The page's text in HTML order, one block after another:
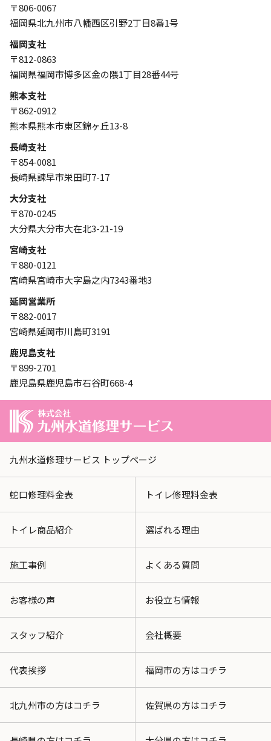
〒806-0067
福岡県北九州市八幡西区引野2丁目8番1号
福岡支社
〒812-0863
福岡県福岡市博多区金の隈1丁目28番44号
熊本支社
〒862-0912
熊本県熊本市東区錦ヶ丘13-8
長崎支社
〒854-0081
長崎県諫早市栄田町7-17
大分支社
〒870-0245
大分県大分市大在北3-21-19
宮崎支社
〒880-0121
宮崎県宮崎市大字島之内7343番地3
延岡営業所
〒882-0017
宮崎県延岡市川島町3191
鹿児島支社
〒899-2701
鹿児島県鹿児島市石谷町668-4
九州水道修理サービス トップページ
蛇口修理料金表 トイレ修理料金表
トイレ商品紹介 選ばれる理由
施工事例 よくある質問
お客様の声 お役立ち情報
スタッフ紹介 会社概要
代表挨拶 福岡市の方はコチラ
北九州市の方はコチラ 佐賀県の方はコチラ